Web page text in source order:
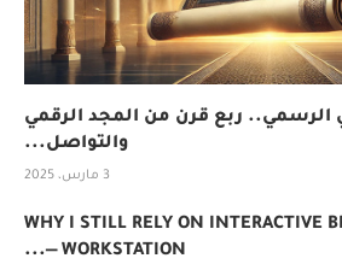
الرسمي.. ربع قرن من المجد الرقمي
والتواصل...
3 مارس، 2025
WHY I STILL RELY ON INTERACTIVE
WORKSTATION —...